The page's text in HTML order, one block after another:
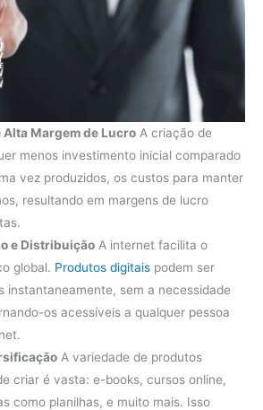
Alta Margem de Lucro A criação de
menos investimento inicial comparado
vez produzidos, os custos para manter
resultando em margens de lucro
e Distribuição A internet facilita o
global. Produtos digitais podem ser
instantaneamente, sem a necessidade
os acessíveis a qualquer pessoa
A variedade de produtos
criar é vasta: e-books, cursos online,
como planilhas, e muito mais. Isso